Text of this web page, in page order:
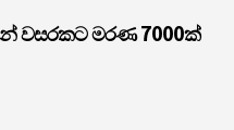
වසරකට මරණ 7000ක්